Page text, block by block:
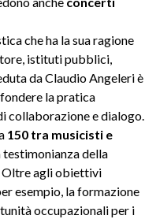
che ha la sua ragione
istituti pubblici,
da Claudio Angeleri è
la pratica
collaborazione e dialogo.
150 tra musicisti e
della
Oltre agli obiettivi
esempio, la formazione
occupazionali per i